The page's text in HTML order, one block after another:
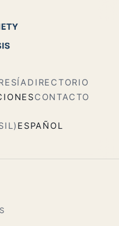
DIRECTORIO
CONTACTO
ESPAÑOL